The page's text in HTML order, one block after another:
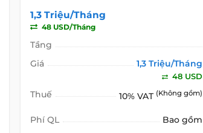
1,3 Triệu/Tháng
48 USD/Tháng
Tầng
Giá
1,3 Triệu/Tháng
48 USD
Thuế 10% VAT (Không gồm)
Phí QL Bao gồm